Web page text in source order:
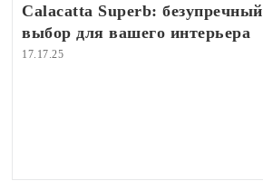
Calacatta Superb: безупречный
выбор для вашего интерьера
17.17.25